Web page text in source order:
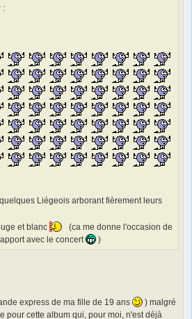
:
Liégeois arborant fièrement leurs
et blanc
(ca me donne l'occasion de
avec le concert
)
express de ma fille de 19 ans
) malgré
pour cette album qui, pour moi, n'est déjà